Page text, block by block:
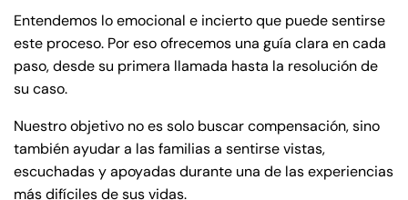
Entendemos lo emocional e incierto que puede sentirse
este proceso. Por eso ofrecemos una guía clara en cada
paso, desde su primera llamada hasta la resolución de
su caso.
Nuestro objetivo no es solo buscar compensación, sino
también ayudar a las familias a sentirse vistas,
escuchadas y apoyadas durante una de las experiencias
más difíciles de sus vidas.